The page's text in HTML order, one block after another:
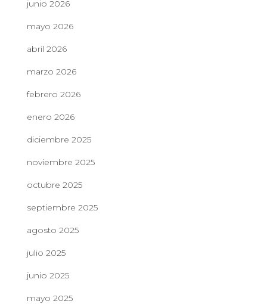
junio 2026
mayo 2026
abril 2026
marzo 2026
febrero 2026
enero 2026
diciembre 2025
noviembre 2025
octubre 2025
septiembre 2025
agosto 2025
julio 2025
junio 2025
mayo 2025